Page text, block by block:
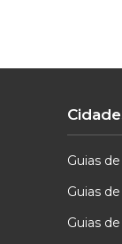
Guias
Guias
Guias